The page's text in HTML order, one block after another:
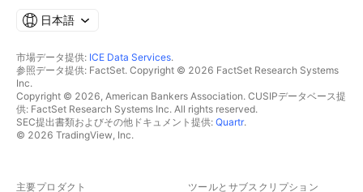
日本語
市場データ提供: ICE Data Services.
参照データ提供: FactSet. Copyright © 2026 FactSet Research Systems
Inc.
Copyright © 2026, American Bankers Association. CUSIPデータベース提
供: FactSet Research Systems Inc. All rights reserved.
SEC提出書類およびその他ドキュメント提供: Quartr.
© 2026 TradingView, Inc.
主要プロダクト ツールとサブスクリプション